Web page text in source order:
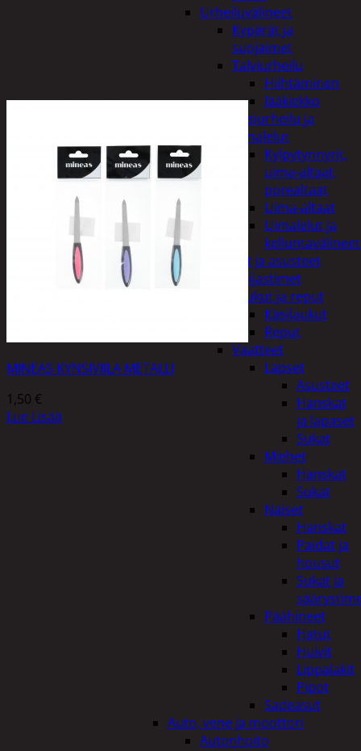
Urheiluvälineet
Kypärät ja
suojaimet
Talviurheilu
Hiihtäminen
Jääkiekko
Vesiurheilu ja
uimalelut
Kylpytynnyrit,
uima-altaat,
porealtaat
Uima-altaat
Uimalelut ja
kelluntavälineet
Vaatteet ja asusteet
Heijastimet
Laukut ja reput
Käsilaukut
Reput
Vaatteet
Lapset
Asusteet
Hanskat
ja lapaset
Sukat
Miehet
Hanskat
Sukat
Naiset
Hanskat
Paidat ja
housut
Sukat ja
Päähineet
Hatut
Huivit
Lippalakit
Pipot
Sadeasut
Auto, vene ja moottori
Autonhoito
MINEAS KYNSIVIILA METALLI
1,50 €
Lue Lisää